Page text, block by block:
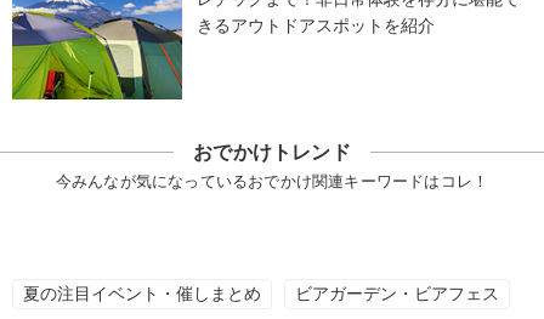
きるアウトドアスポットを紹介
おでかけトレンド
今みんなが気になっているおでかけ関連キーワードはコレ！
夏の注目イベント・催しまとめ ビアガーデン・ビアフェス